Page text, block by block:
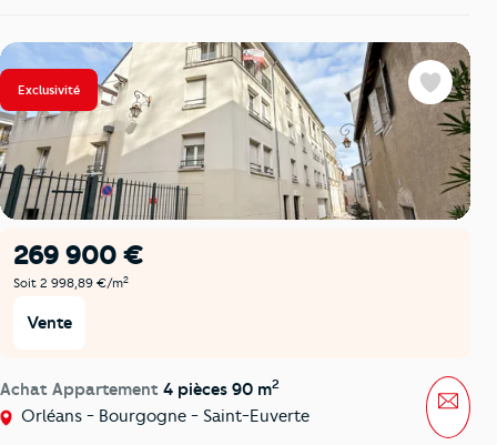
Exclusivité
269 900 €
Soit 2 998,89 €/m2
Vente
Achat Appartement 4 pièces 90 m2
Orléans - Bourgogne - Saint-Euverte
Favoris